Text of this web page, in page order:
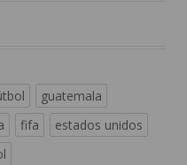
guatemala
fifa
estados unidos